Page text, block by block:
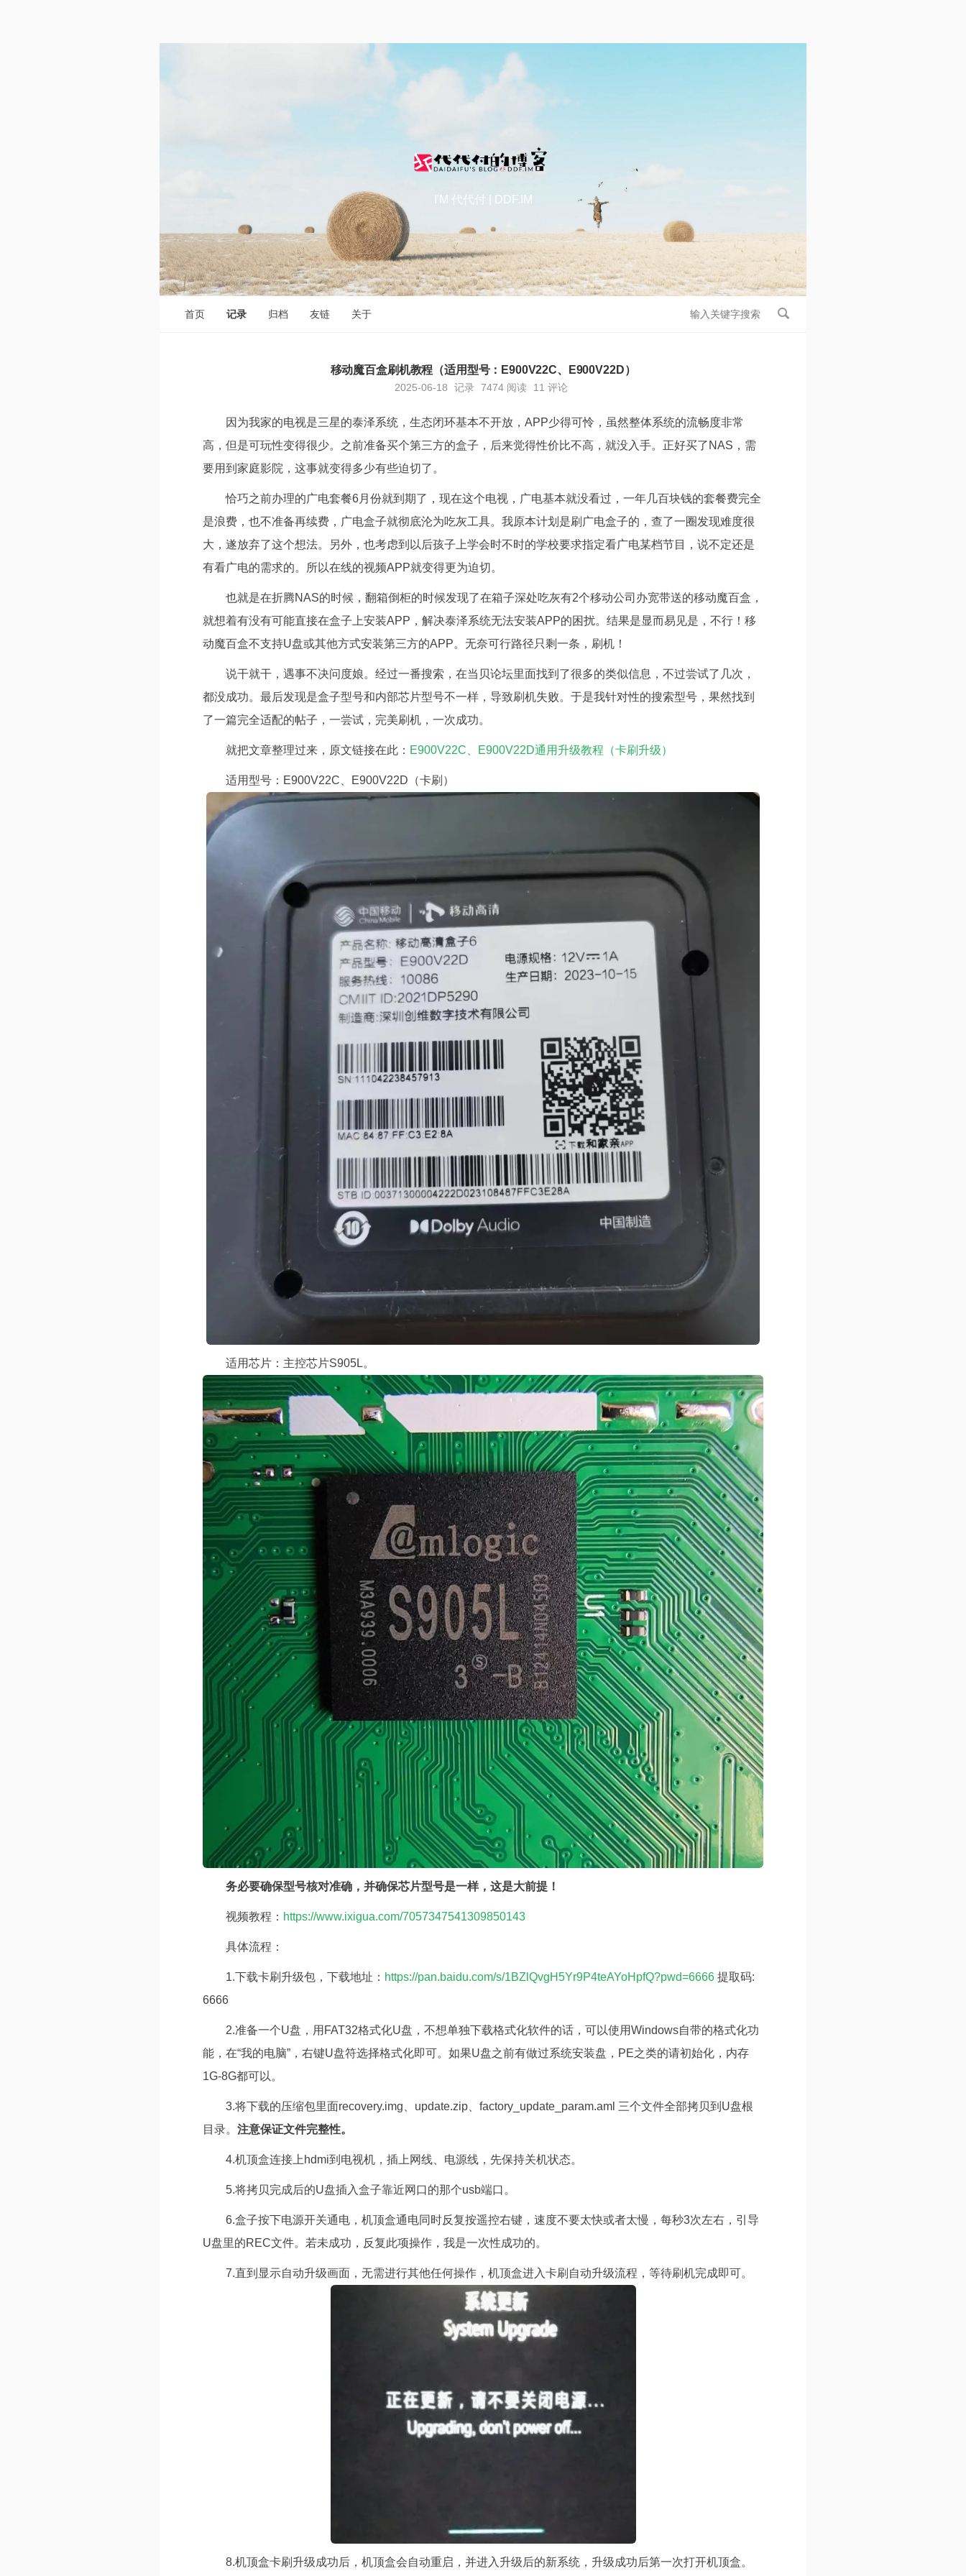
I'M 代代付 | DDF.IM
首页 记录 归档 友链 关于
移动魔百盒刷机教程（适用型号：E900V22C、E900V22D）
2025-06-18 记录 7474 阅读 11 评论
因为我家的电视是三星的泰泽系统，生态闭环基本不开放，APP少得可怜，虽然整体系统的流畅度非常
高，但是可玩性变得很少。之前准备买个第三方的盒子，后来觉得性价比不高，就没入手。正好买了NAS，需
要用到家庭影院，这事就变得多少有些迫切了。
恰巧之前办理的广电套餐6月份就到期了，现在这个电视，广电基本就没看过，一年几百块钱的套餐费完全
是浪费，也不准备再续费，广电盒子就彻底沦为吃灰工具。我原本计划是刷广电盒子的，查了一圈发现难度很
大，遂放弃了这个想法。另外，也考虑到以后孩子上学会时不时的学校要求指定看广电某档节目，说不定还是
有看广电的需求的。所以在线的视频APP就变得更为迫切。
也就是在折腾NAS的时候，翻箱倒柜的时候发现了在箱子深处吃灰有2个移动公司办宽带送的移动魔百盒，
就想着有没有可能直接在盒子上安装APP，解决泰泽系统无法安装APP的困扰。结果是显而易见是，不行！移
动魔百盒不支持U盘或其他方式安装第三方的APP。无奈可行路径只剩一条，刷机！
说干就干，遇事不决问度娘。经过一番搜索，在当贝论坛里面找到了很多的类似信息，不过尝试了几次，
都没成功。最后发现是盒子型号和内部芯片型号不一样，导致刷机失败。于是我针对性的搜索型号，果然找到
了一篇完全适配的帖子，一尝试，完美刷机，一次成功。
就把文章整理过来，原文链接在此： E900V22C、E900V22D通用升级教程（卡刷升级）
适用型号：E900V22C、E900V22D（卡刷）
适用芯片：主控芯片S905L。
务必要确保型号核对准确，并确保芯片型号是一样，这是大前提！
视频教程： https://www.ixigua.com/7057347541309850143
具体流程：
1.下载卡刷升级包，下载地址： https://pan.baidu.com/s/1BZlQvgH5Yr9P4teAYoHpfQ?pwd=6666 提取码:
6666
2.准备一个U盘，用FAT32格式化U盘，不想单独下载格式化软件的话，可以使用Windows自带的格式化功
能，在“我的电脑”，右键U盘符选择格式化即可。如果U盘之前有做过系统安装盘，PE之类的请初始化，内存
1G-8G都可以。
3.将下载的压缩包里面recovery.img、update.zip、factory_update_param.aml 三个文件全部拷贝到U盘根
目录。 注意保证文件完整性。
4.机顶盒连接上hdmi到电视机，插上网线、电源线，先保持关机状态。
5.将拷贝完成后的U盘插入盒子靠近网口的那个usb端口。
6.盒子按下电源开关通电，机顶盒通电同时反复按遥控右键，速度不要太快或者太慢，每秒3次左右，引导
U盘里的REC文件。若未成功，反复此项操作，我是一次性成功的。
7.直到显示自动升级画面，无需进行其他任何操作，机顶盒进入卡刷自动升级流程，等待刷机完成即可。
8.机顶盒卡刷升级成功后，机顶盒会自动重启，并进入升级后的新系统，升级成功后第一次打开机顶盒。